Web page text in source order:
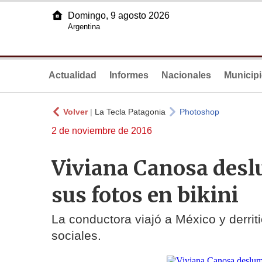
Domingo, 9 agosto 2026
Argentina
Actualidad Informes Nacionales
Volver| La Tecla Patagonia Photoshop
2 de noviembre de 2016
Viviana Canosa
sus fotos en bikini
La conductora viajó a México y
sociales.